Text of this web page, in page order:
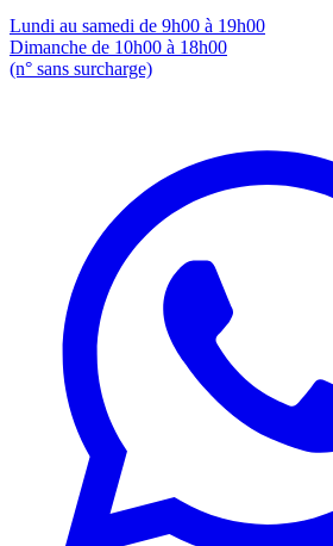
Lundi au samedi de 9h00 à 19h00
Dimanche de 10h00 à 18h00
(n° sans surcharge)